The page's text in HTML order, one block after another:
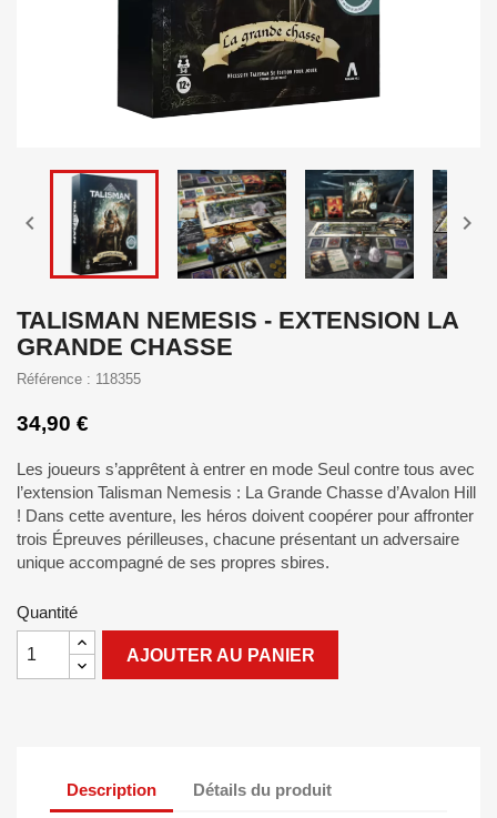
 
TALISMAN NEMESIS - EXTENSION LA
GRANDE CHASSE
Référence : 118355
34,90 €
Les joueurs s’apprêtent à entrer en mode Seul contre tous avec
l’extension Talisman Nemesis : La Grande Chasse d’Avalon Hill
! Dans cette aventure, les héros doivent coopérer pour affronter
trois Épreuves périlleuses, chacune présentant un adversaire
unique accompagné de ses propres sbires.
Quantité
AJOUTER AU PANIER
Description Détails du produit